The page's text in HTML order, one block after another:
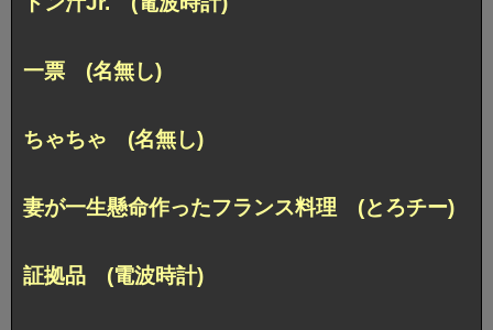
一票 (名無し)
ちゃちゃ (名無し)
妻が一生懸命作ったフランス料理 (とろチー)
証拠品 (電波時計)